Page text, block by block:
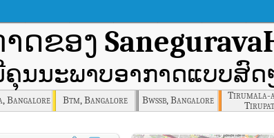
ດຂອງ
ນນະພາບອາກາດແບບສົດ
Bangalore Btm, Bangalore Bwssb, Bangalore
Tirumala-